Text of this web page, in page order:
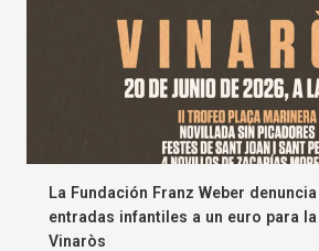
La Fundación Franz Weber
entradas infantiles a un euro para
Vinaròs